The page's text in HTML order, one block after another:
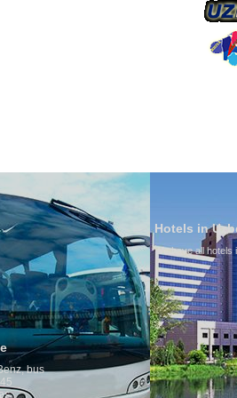
Hotels in Uzbekistan
We have all hotels in Uzbekistan